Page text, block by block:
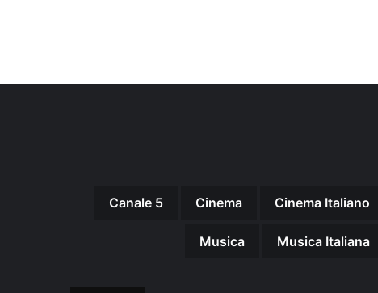
Canale 5 Cinema Cinema Italiano
Musica Musica Italiana